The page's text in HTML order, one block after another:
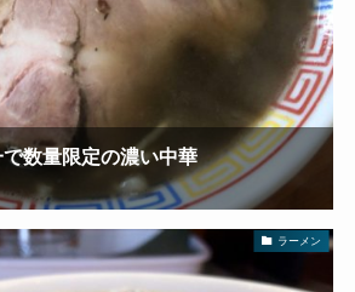
数量限定の濃い中華
ラーメン